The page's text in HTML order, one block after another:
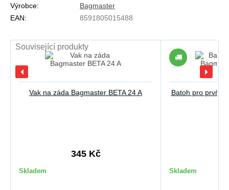
Výrobce:
Bagmaster
EAN:
8591805015488
Související produkty
Vak na záda Bagmaster BETA 24 A
345 Kč
Skladem
Batoh pro
Skladem